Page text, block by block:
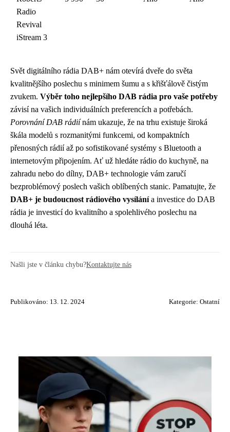
Radio
Revival
iStream 3
Svět digitálního rádia DAB+ nám otevírá dveře do světa
kvalitnějšího poslechu s minimem šumu a s křišťálově čistým
zvukem. Výběr toho nejlepšího DAB rádia pro vaše potřeby
závisí na vašich individuálních preferencích a potřebách.
Porovnání DAB rádiínám ukazuje, že na trhu existuje široká
škála modelů s rozmanitými funkcemi, od kompaktních
přenosných rádií až po sofistikované systémy s Bluetooth a
internetovým připojením. Ať už hledáte rádio do kuchyně, na
zahradu nebo do dílny, DAB+ technologie vám zaručí
bezproblémový poslech vašich oblíbených stanic. Pamatujte, že
DAB+ je budoucnost rádiového vysílánía investice do DAB
rádia je investicí do kvalitního a spolehlivého poslechu na
dlouhá léta.
Našli jste v článku chybu?Kontaktujte nás
Publikováno: 13. 12. 2024 Kategorie: Ostatní